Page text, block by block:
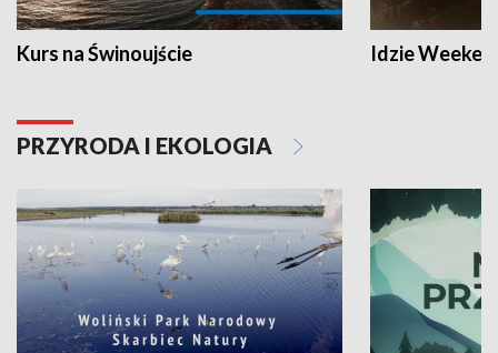
Kurs na Świnoujście Idzie
PRZYRODA I EKOLOGIA